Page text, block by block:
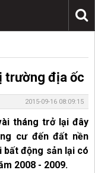
trường địa ốc
2015-09-16 08:09:15
tháng trở lại đây
cư đến đất nền
bất động sản lại có
2008 - 2009.